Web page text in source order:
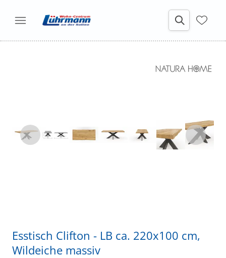
Esstisch Clifton - LB ca. 220x100 cm,
Wildeiche massiv